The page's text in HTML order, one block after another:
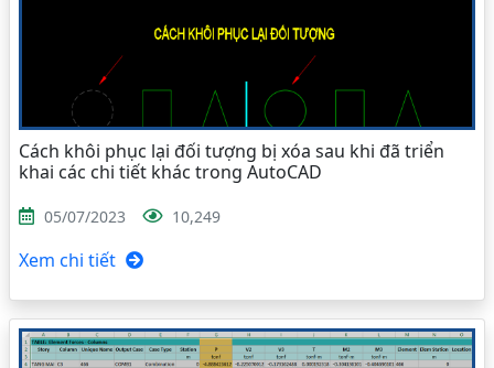
Cách khôi phục lại đối tượng bị xóa sau khi đã triển
khai các chi tiết khác trong AutoCAD
05/07/2023 10,249
Xem chi tiết